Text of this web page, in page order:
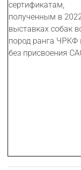
сертификатам,
полученным в
выставках собак
пород ранга
без присвоения